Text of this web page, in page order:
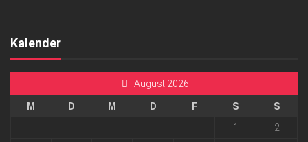
Kalender
August 2026
M D M D F S
S
1
2